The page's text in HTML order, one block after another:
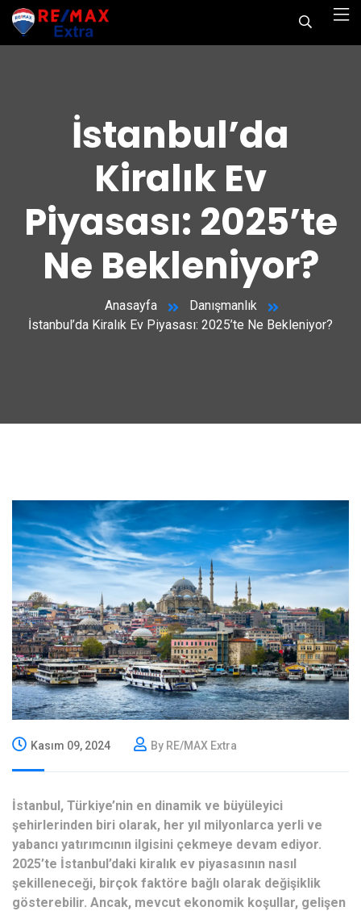
İstanbul’da
Kiralık Ev
Piyasası: 2025’te
Ne Bekleniyor?
Anasayfa
Danışmanlık
İstanbul’da Kiralık Ev Piyasası: 2025’te Ne Bekleniyor?
Kasım 09, 2024 By RE/MAX Extra
İstanbul, Türkiye’nin en dinamik ve büyüleyici
şehirlerinden biri olarak, her yıl milyonlarca yerli ve
yabancı yatırımcının ilgisini çekmeye devam ediyor.
2025’te İstanbul’daki kiralık ev piyasasının nasıl
şekilleneceği, birçok faktöre bağlı olarak değişiklik
gösterebilir. Ancak, mevcut ekonomik koşullar, gelişen